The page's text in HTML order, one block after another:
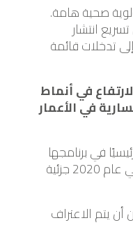
صحية هامة.
انتشار
تدخلات قائمة
الارتفاع في أنماط
في الأعمار
في برنامجها
الصحي العالمي. حتى في ذروة الجائحة، قادت ويش الاستمرارية في هذه المسارات، حيث استضافت النسخة السادسة في عام 2020 جزئية
يتم الاعتراف